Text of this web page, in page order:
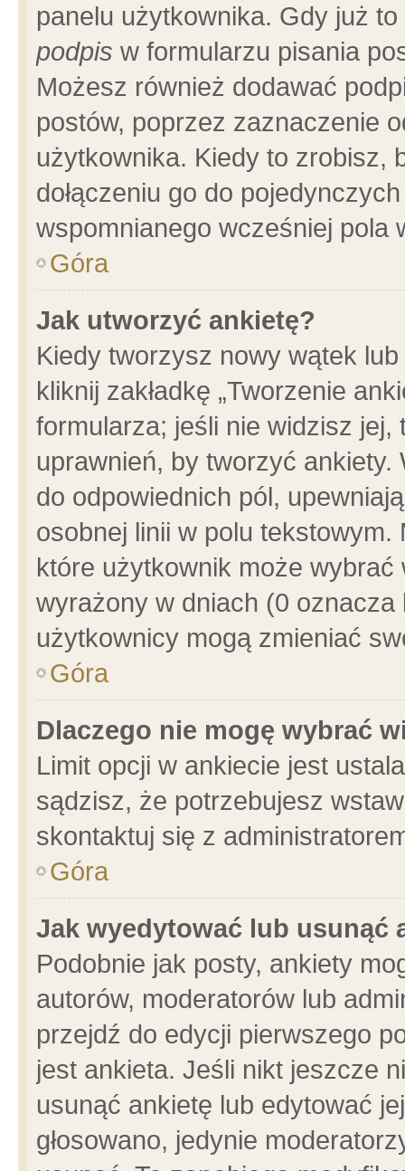
panelu użytkownika. Gdy już
podpis w formularzu pisania
Możesz również dodawać
postów, poprzez zaznaczenie
użytkownika. Kiedy to zrobisz,
dołączeniu go do
wspomnianego wcześniej pola
Góra
Jak utworzyć ankietę?
Kiedy tworzysz nowy wątek
kliknij zakładkę „Tworzenie
formularza; jeśli nie widzisz
uprawnień, by tworzyć ankiety.
do odpowiednich pól,
osobnej linii w polu
które użytkownik może
wyrażony w dniach (0
użytkownicy mogą zmieniać
Góra
Dlaczego nie mogę wybrać
Limit opcji w ankiecie jest
sądzisz, że potrzebujesz
skontaktuj się z
Góra
Jak wyedytować lub usunąć
Podobnie jak posty, ankiety
autorów, moderatorów lub
przejdź do edycji pierwszego
jest ankieta. Jeśli nikt jeszcze
usunąć ankietę lub edytować
głosowano, jedynie